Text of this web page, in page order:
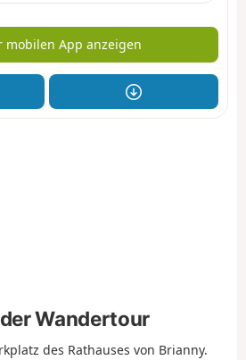
mobilen App anzeigen
Wandertour
des Rathauses von Brianny.